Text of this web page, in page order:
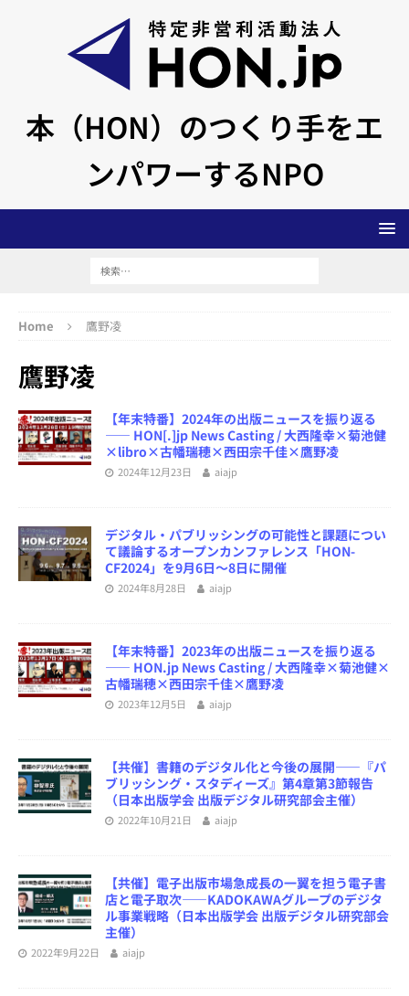
本（HON）のつくり手をエ
ンパワーするNPO
Home 鷹野凌
鷹野凌
【年末特番】2024年の出版ニュースを振り返る
―― HON[.]jp News Casting / 大西隆幸×菊池健
×libro×古幡瑞穂×西田宗千佳×鷹野凌
2024年12月23日 aiajp
デジタル・パブリッシングの可能性と課題につい
て議論するオープンカンファレンス「HON-
CF2024」を9月6日～8日に開催
2024年8月28日 aiajp
【年末特番】2023年の出版ニュースを振り返る
―― HON.jp News Casting / 大西隆幸×菊池健×
古幡瑞穂×西田宗千佳×鷹野凌
2023年12月5日 aiajp
【共催】書籍のデジタル化と今後の展開――『パ
ブリッシング・スタディーズ』第4章第3節報告
（日本出版学会 出版デジタル研究部会主催）
2022年10月21日 aiajp
【共催】電子出版市場急成長の一翼を担う電子書
店と電子取次――KADOKAWAグループのデジタ
ル事業戦略（日本出版学会 出版デジタル研究部会
主催）
2022年9月22日 aiajp